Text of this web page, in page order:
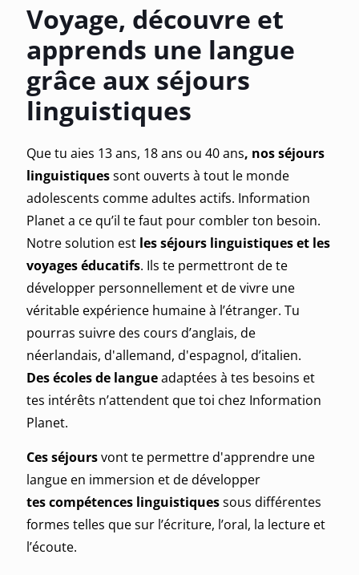
Voyage, découvre et
apprends une langue
grâce aux séjours
linguistiques
Que tu aies 13 ans, 18 ans ou 40 ans, nos séjours
linguistiquessont ouverts à tout le monde
adolescents comme adultes actifs. Information
Planet a ce qu’il te faut pour combler ton besoin.
Notre solution est les séjours linguistiques et les
voyages éducatifs. Ils te permettront de te
développer personnellement et de vivre une
véritable expérience humaineà l’étranger. Tu
pourras suivre des cours d’anglais, de
néerlandais, d'allemand, d'espagnol, d’italien.
Desécoles de langueadaptées à tes besoins et
tes intérêts n’attendent que toi chez Information
Planet.
Cesséjoursvont te permettre d'apprendre une
langue en immersion et de développer
tescompétences linguistiquessous différentes
formes telles que sur l’écriture, l’oral, la lecture et
l’écoute.